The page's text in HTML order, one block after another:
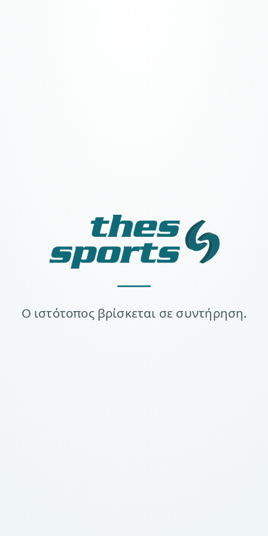
Ο ιστότοπος βρίσκεται σε συντήρηση.